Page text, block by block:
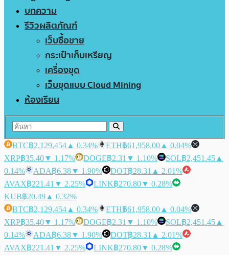
บทความ
รีวิวผลิตภัณฑ์
เว็บซื้อขาย
กระเป๋าเก็บเหรียญ
เครื่องขุด
เว็บขุดแบบ Cloud Mining
ห้องเรียน
BTC฿2,129,454 ▲ 0.34% ETH฿61,958.00 ▲ 0.04%
XRP฿35.40▼ 1.17% DOGE฿2.31 ▼ 1.10% SOL฿2,451.45 ▲
0.14%
ADA฿6.38▼ 1.90% DOT฿28.31 ▲ 2.01%
AVAX฿221.41 ▼ 2.25% LINK฿270.80▼ 0.28%
KUB฿20.49 ▲ 0.32%
BTC฿2,129,454 ▲ 0.34% ETH฿61,958.00 ▲ 0.04%
XRP฿35.40▼ 1.17% DOGE฿2.31 ▼ 1.10% SOL฿2,451.45 ▲
0.14%
ADA฿6.38▼ 1.90% DOT฿28.31 ▲ 2.01%
AVAX฿221.41 ▼ 2.25% LINK฿270.80▼ 0.28%